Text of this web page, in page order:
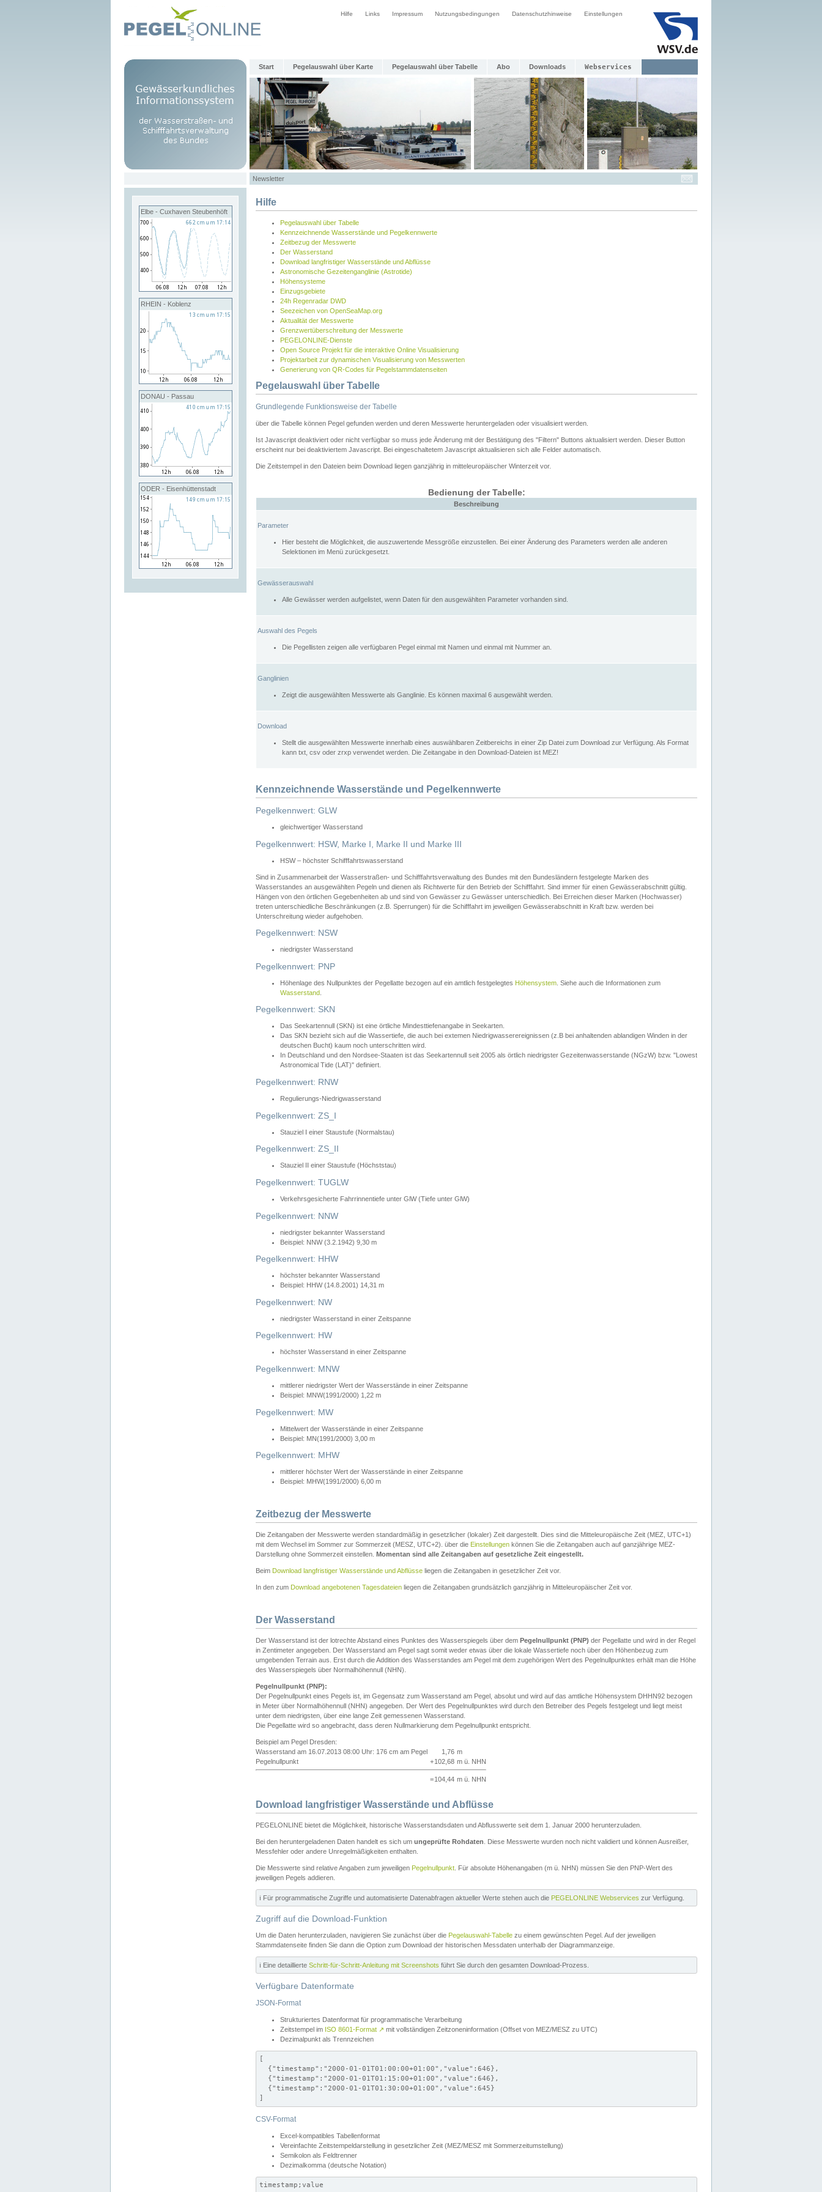
Hilfe Links Impressum Nutzungsbedingungen Datenschutzhinweise Einstellungen
Start Pegelauswahl über Karte Pegelauswahl über Tabelle Abo Downloads Webservices
Newsletter
Elbe - Cuxhaven Steubenhöft
RHEIN - Koblenz
DONAU - Passau
ODER - Eisenhüttenstadt
Hilfe
Pegelauswahl über Tabelle
Kennzeichnende Wasserstände und Pegelkennwerte
Zeitbezug der Messwerte
Der Wasserstand
Download langfristiger Wasserstände und Abflüsse
Astronomische Gezeitenganglinie (Astrotide)
Höhensysteme
Einzugsgebiete
24h Regenradar DWD
Seezeichen von OpenSeaMap.org
Aktualität der Messwerte
Grenzwertüberschreitung der Messwerte
PEGELONLINE-Dienste
Open Source Projekt für die interaktive Online Visualisierung
Projektarbeit zur dynamischen Visualisierung von Messwerten
Generierung von QR-Codes für Pegelstammdatenseiten
Pegelauswahl über Tabelle
Grundlegende Funktionsweise der Tabelle
über die Tabelle können Pegel gefunden werden und deren Messwerte heruntergeladen oder visualisiert werden.
Ist Javascript deaktiviert oder nicht verfügbar so muss jede Änderung mit der Bestätigung des "Filtern" Buttons aktualisiert werden. Dieser Button
erscheint nur bei deaktiviertem Javascript. Bei eingeschaltetem Javascript aktualisieren sich alle Felder automatisch.
Die Zeitstempel in den Dateien beim Download liegen ganzjährig in mitteleuropäischer Winterzeit vor.
Bedienung der Tabelle:
Beschreibung
Parameter
Hier besteht die Möglichkeit, die auszuwertende Messgröße einzustellen. Bei einer Änderung des Parameters werden alle anderen
Selektionen im Menü zurückgesetzt.
Gewässerauswahl
Alle Gewässer werden aufgelistet, wenn Daten für den ausgewählten Parameter vorhanden sind.
Auswahl des Pegels
Die Pegellisten zeigen alle verfügbaren Pegel einmal mit Namen und einmal mit Nummer an.
Ganglinien
Zeigt die ausgewählten Messwerte als Ganglinie. Es können maximal 6 ausgewählt werden.
Download
Stellt die ausgewählten Messwerte innerhalb eines auswählbaren Zeitbereichs in einer Zip Datei zum Download zur Verfügung. Als Format
kann txt, csv oder zrxp verwendet werden. Die Zeitangabe in den Download-Dateien ist MEZ!
Kennzeichnende Wasserstände und Pegelkennwerte
Pegelkennwert: GLW
gleichwertiger Wasserstand
Pegelkennwert: HSW, Marke I, Marke II und Marke III
HSW – höchster Schifffahrtswasserstand
Sind in Zusammenarbeit der Wasserstraßen- und Schifffahrtsverwaltung des Bundes mit den Bundesländern festgelegte Marken des
Wasserstandes an ausgewählten Pegeln und dienen als Richtwerte für den Betrieb der Schifffahrt. Sind immer für einen Gewässerabschnitt gültig.
Hängen von den örtlichen Gegebenheiten ab und sind von Gewässer zu Gewässer unterschiedlich. Bei Erreichen dieser Marken (Hochwasser)
treten unterschiedliche Beschränkungen (z.B. Sperrungen) für die Schifffahrt im jeweiligen Gewässerabschnitt in Kraft bzw. werden bei
Unterschreitung wieder aufgehoben.
Pegelkennwert: NSW
niedrigster Wasserstand
Pegelkennwert: PNP
Höhenlage des Nullpunktes der Pegellatte bezogen auf ein amtlich festgelegtes Höhensystem . Siehe auch die Informationen zum
Wasserstand
Pegelkennwert: SKN
Das Seekartennull (SKN) ist eine örtliche Mindesttiefenangabe in Seekarten.
Das SKN bezieht sich auf die Wassertiefe, die auch bei extemen Niedrigwasserereignissen (z.B bei anhaltenden ablandigen Winden in der
deutschen Bucht) kaum noch unterschritten wird.
In Deutschland und den Nordsee-Staaten ist das Seekartennull seit 2005 als örtlich niedrigster Gezeitenwasserstande (NGzW) bzw. "Lowest
Astronomical Tide (LAT)" definiert.
Pegelkennwert: RNW
Regulierungs-Niedrigwasserstand
Pegelkennwert: ZS_I
Stauziel I einer Staustufe (Normalstau)
Pegelkennwert: ZS_II
Stauziel II einer Staustufe (Höchststau)
Pegelkennwert: TUGLW
Verkehrsgesicherte Fahrrinnentiefe unter GlW (Tiefe unter GlW)
Pegelkennwert: NNW
niedrigster bekannter Wasserstand
Beispiel: NNW (3.2.1942) 9,30 m
Pegelkennwert: HHW
höchster bekannter Wasserstand
Beispiel: HHW (14.8.2001) 14,31 m
Pegelkennwert: NW
niedrigster Wasserstand in einer Zeitspanne
Pegelkennwert: HW
höchster Wasserstand in einer Zeitspanne
Pegelkennwert: MNW
mittlerer niedrigster Wert der Wasserstände in einer Zeitspanne
Beispiel: MNW(1991/2000) 1,22 m
Pegelkennwert: MW
Mittelwert der Wasserstände in einer Zeitspanne
Beispiel: MN(1991/2000) 3,00 m
Pegelkennwert: MHW
mittlerer höchster Wert der Wasserstände in einer Zeitspanne
Beispiel: MHW(1991/2000) 6,00 m
Zeitbezug der Messwerte
Die Zeitangaben der Messwerte werden standardmäßig in gesetzlicher (lokaler) Zeit dargestellt. Dies sind die Mitteleuropäische Zeit (MEZ, UTC+1)
mit dem Wechsel im Sommer zur Sommerzeit (MESZ, UTC+2). über die Einstellungen können Sie die Zeitangaben auch auf ganzjährige MEZ-
Darstellung ohne Sommerzeit einstellen. Momentan sind alle Zeitangaben auf gesetzliche Zeit eingestellt.
Beim Download langfristiger Wasserstände und Abflüsse liegen die Zeitangaben in gesetzlicher Zeit vor.
In den zum Download angebotenen Tagesdateien liegen die Zeitangaben grundsätzlich ganzjährig in Mitteleuropäischer Zeit vor.
Der Wasserstand
Der Wasserstand ist der lotrechte Abstand eines Punktes des Wasserspiegels über dem Pegelnullpunkt (PNP) der Pegellatte und wird in der Regel
in Zentimeter angegeben. Der Wasserstand am Pegel sagt somit weder etwas über die lokale Wassertiefe noch über den Höhenbezug zum
umgebenden Terrain aus. Erst durch die Addition des Wasserstandes am Pegel mit dem zugehörigen Wert des Pegelnullpunktes erhält man die Höhe
des Wasserspiegels über Normalhöhennull (NHN).
Pegelnullpunkt (PNP):
Der Pegelnullpunkt eines Pegels ist, im Gegensatz zum Wasserstand am Pegel, absolut und wird auf das amtliche Höhensystem DHHN92 bezogen
in Meter über Normalhöhennull (NHN) angegeben. Der Wert des Pegelnullpunktes wird durch den Betreiber des Pegels festgelegt und liegt meist
unter dem niedrigsten, über eine lange Zeit gemessenen Wasserstand.
Die Pegellatte wird so angebracht, dass deren Nullmarkierung dem Pegelnullpunkt entspricht.
Beispiel am Pegel Dresden:
Wasserstand am 16.07.2013 08:00 Uhr: 176 cm am Pegel
1,76 m
Pegelnullpunkt
+102,68 m ü. NHN
=104,44 m ü. NHN
Download langfristiger Wasserstände und Abflüsse
PEGELONLINE bietet die Möglichkeit, historische Wasserstandsdaten und Abflusswerte seit dem 1. Januar 2000 herunterzuladen.
Bei den heruntergeladenen Daten handelt es sich um ungeprüfte Rohdaten . Diese Messwerte wurden noch nicht validiert und können Ausreißer,
Messfehler oder andere Unregelmäßigkeiten enthalten.
Die Messwerte sind relative Angaben zum jeweiligen Pegelnullpunkt . Für absolute Höhenangaben (m ü. NHN) müssen Sie den PNP-Wert des
jeweiligen Pegels addieren.
ℹ️ Für programmatische Zugriffe und automatisierte Datenabfragen aktueller Werte stehen auch die PEGELONLINE Webservices zur Verfügung.
Zugriff auf die Download-Funktion
Um die Daten herunterzuladen, navigieren Sie zunächst über die Pegelauswahl-Tabelle zu einem gewünschten Pegel. Auf der jeweiligen
Stammdatenseite finden Sie dann die Option zum Download der historischen Messdaten unterhalb der Diagrammanzeige.
ℹ️ Eine detaillierte Schritt-für-Schritt-Anleitung mit Screenshots führt Sie durch den gesamten Download-Prozess.
Verfügbare Datenformate
JSON-Format
Strukturiertes Datenformat für programmatische Verarbeitung
Zeitstempel im ISO 8601-Format ↗ mit vollständigen Zeitzoneninformation (Offset von MEZ/MESZ zu UTC)
Dezimalpunkt als Trennzeichen
[
  {"timestamp":"2000-01-01T01:00:00+01:00","value":646},
  {"timestamp":"2000-01-01T01:15:00+01:00","value":646},
  {"timestamp":"2000-01-01T01:30:00+01:00","value":645}
]
CSV-Format
Excel-kompatibles Tabellenformat
Vereinfachte Zeitstempeldarstellung in gesetzlicher Zeit (MEZ/MESZ mit Sommerzeitumstellung)
Semikolon als Feldtrenner
Dezimalkomma (deutsche Notation)
timestamp;value